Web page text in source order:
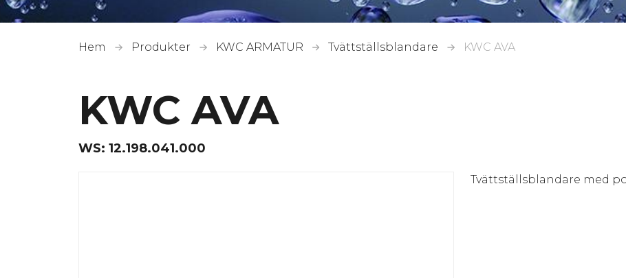
Hem Produkter KWC ARMATUR Tvättställsblandare KWC AVA
KWC AVA
WS: 12.198.041.000
Tvättställsblandare med